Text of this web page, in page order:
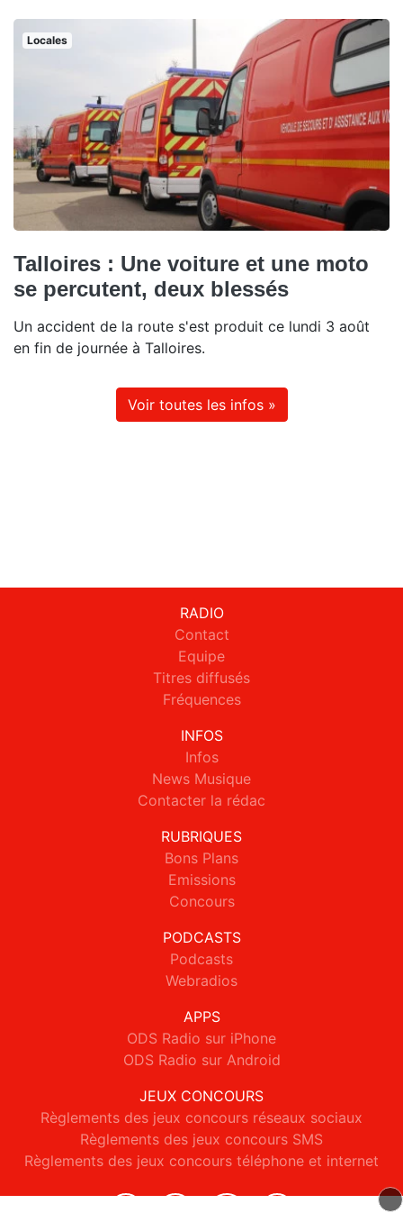
Locales
Talloires : Une voiture et une moto
se percutent, deux blessés
Un accident de la route s'est produit ce lundi 3 août
en fin de journée à Talloires.
Voir toutes les infos »
RADIO
Contact
Equipe
Titres diffusés
Fréquences
INFOS
Infos
News Musique
Contacter la rédac
RUBRIQUES
Bons Plans
Emissions
Concours
PODCASTS
Podcasts
Webradios
APPS
ODS Radio sur iPhone
ODS Radio sur Android
JEUX CONCOURS
Règlements des jeux concours réseaux sociaux
Règlements des jeux concours SMS
Règlements des jeux concours téléphone et internet